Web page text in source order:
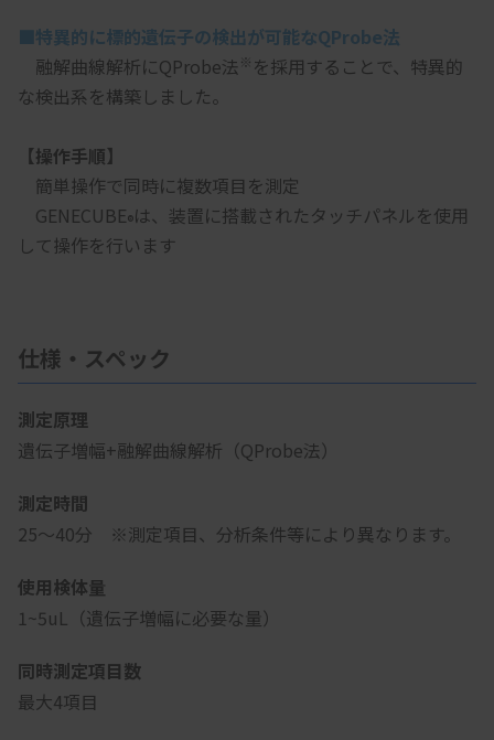
■特異的に標的遺伝子の検出が可能なQProbe法
融解曲線解析にQProbe法 ※ を採用することで、特異的
な検出系を構築しました。
【操作手順】
簡単操作で同時に複数項目を測定
GENECUBE®は、装置に搭載されたタッチパネルを使用
して操作を行います
仕様・スペック
測定原理
遺伝子増幅+融解曲線解析（QProbe法）
測定時間
25～40分 ※測定項目、分析条件等により異なります。
使用検体量
1~5uL（遺伝子増幅に必要な量）
同時測定項目数
最大4項目